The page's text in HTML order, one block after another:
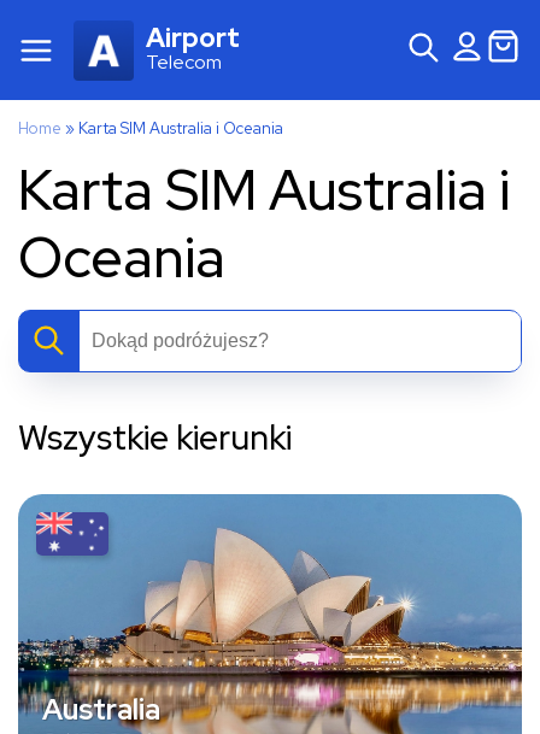
Airport
Telecom
Home » Karta SIM Australia i Oceania
Karta SIM Australia i
Oceania
Wszystkie kierunki
Australia